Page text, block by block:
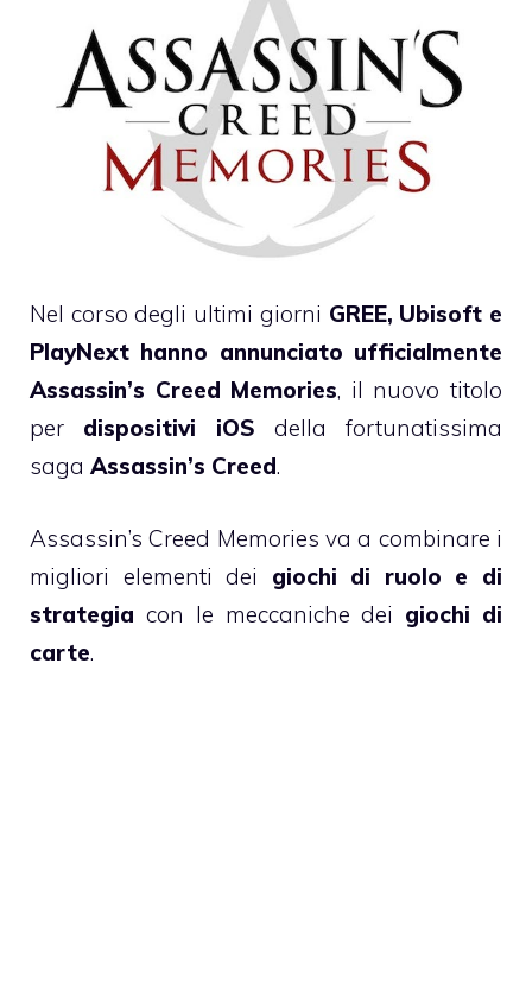
Nel corso degli ultimi giorni GREE, Ubisoft e
PlayNext hanno annunciato ufficialmente
Assassin’s Creed Memories, il nuovo titolo
per dispositivi iOS della fortunatissima
saga Assassin’s Creed.
Assassin’s Creed Memories va a combinare i
migliori elementi dei giochi di ruolo e di
strategia con le meccaniche dei giochi di
carte.